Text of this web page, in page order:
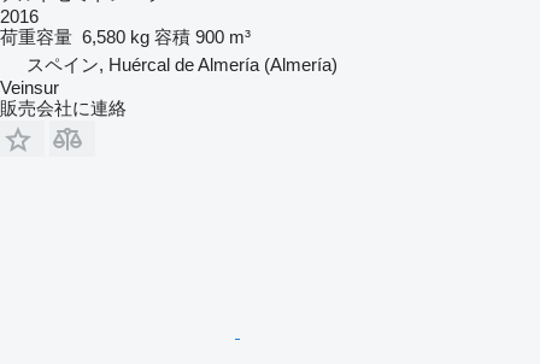
2016
荷重容量 6,580 kg 容積 900 m³
スペイン, Huércal de Almería (Almería)
Veinsur
販売会社に連絡